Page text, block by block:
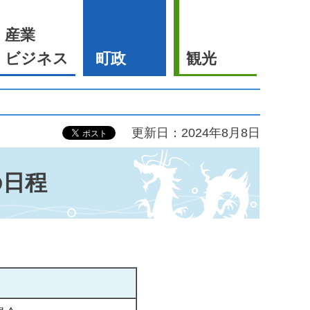
産業
ビジネス
町政 観光
更新日：2024年8月8日
程